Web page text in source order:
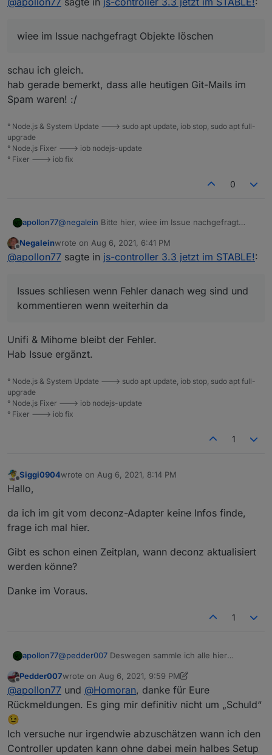
stehen die auch oben nicht drin.- Also biotte Objekte
weiterhin da. Danke
wiee im Issue nachgefragt Objekte löschen
schau ich gleich.
hab gerade bemerkt, dass alle heutigen Git-Mails im
Spam waren! :/
° Node.js & System Update ---> sudo apt update, iob stop, sudo apt full-
upgrade
° Node.js Fixer ---> iob nodejs-update
° Fixer ---> iob fix
0
apollon77@negalein Bitte hier, wiee im Issue nachgefragt
sind wiel ich Sie selbst gefixt habe :-) Deswegewn
stehen die auch oben nicht drin.- Also biotte Objekte
weiterhin da. Danke
Offline
Negaleinwrote on Aug 6, 2021, 6:41 PM
last edited by
@apollon77 sagte in js-controller 3.3 jetzt im STABLE!:
Issues schliesen wenn Fehler danach weg sind und
kommentieren wenn weiterhin da
Unifi & Mihome bleibt der Fehler.
Hab Issue ergänzt.
° Node.js & System Update ---> sudo apt update, iob stop, sudo apt full-
upgrade
° Node.js Fixer ---> iob nodejs-update
° Fixer ---> iob fix
1
Offline
Siggi0904wrote on Aug 6, 2021, 8:14 PM
last edited by
Hallo,
da ich im git vom deconz-Adapter keine Infos finde,
frage ich mal hier.
Gibt es schon einen Zeitplan, wann deconz aktualisiert
werden könne?
Danke im Voraus.
1
apollon77@pedder007 Deswegen sammle ich alle hier
die Issues landen bei den Adaptern, weil nicht der
Controller hier "schuld" ist.
Offline
Pedder007wrote on Aug 6, 2021, 9:59 PM
last edited by Pedder007Aug 7, 2021, 12:01 AM
@apollon77 und @Homoran, danke für Eure
Rückmeldungen. Es ging mir definitiv nicht um „Schuld“
😉
Ich versuche nur irgendwie abzuschätzen wann ich den
Controller updaten kann ohne dabei mein halbes Setup